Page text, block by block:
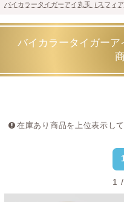
り変わる表情をお楽しみ
当店インフォニックでは、
面のような光沢を放つお
す。
和名の「混虎眼石」が示
和する様子は、家庭や職
整え、冷静な判断力を養
デスク周りやリビングの
の手のひらサイズのお守
ラーが描く神秘的な世界
バイカラータイガーアイ丸玉（スフィア
バイカラータイガーア
在庫あり商品を上位表示し
1